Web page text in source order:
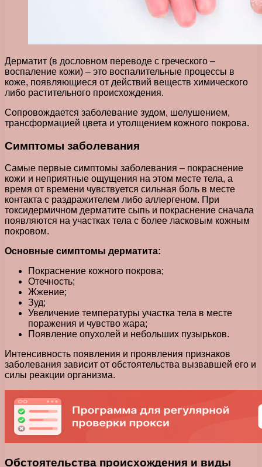
Дерматит (в дословном переводе с греческого –
воспаление кожи) – это воспалительные процессы в
коже, появляющиеся от действий веществ химического
либо растительного происхождения.
Сопровождается заболевание зудом, шелушением,
трансформацией цвета и утолщением кожного покрова.
Симптомы заболевания
Самые первые симптомы заболевания – покраснение
кожи и неприятные ощущения на этом месте тела, а
время от времени чувствуется сильная боль в месте
контакта с раздражителем либо аллергеном. При
токсидермичном дерматите сыпь и покраснение сначала
появляются на участках тела с более ласковым кожным
покровом.
Основные симптомы дерматита:
Покраснение кожного покрова;
Отечность;
Жжение;
Зуд;
Увеличение температуры участка тела в месте
поражения и чувство жара;
Появление опухолей и небольших пузырьков.
Интенсивность появления и проявления признаков
заболевания зависит от обстоятельства вызвавшей его и
силы реакции организма.
Обстоятельства происхождения и виды